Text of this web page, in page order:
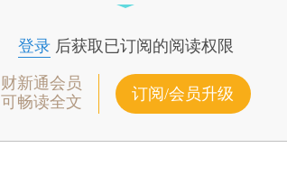
登录后获取已订阅的阅读权限
财新通会员
可畅读全文
订阅/会员升级